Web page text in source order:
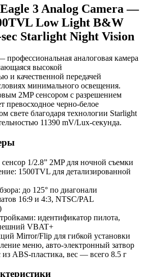
3 Analog Camera —
Low Light B&W
Starlight Night Vision
аналоговая камера
высокой
и качественной передачей
минимального освещения.
2MP сенсором с разрешением
превосходное черно-белое
свете благодаря технологии Starlight
11390 mV/Lux-секунда.
1/2.8” 2MP для ночной съемки
1500TVL для детализированной
до 125° по диагонали
16:9 и 4:3, NTSC/PAL
идентификатор пилота,
VBAT+
Mirror/Flip для гибкой установки
меню, авто-электронный затвор
ABS-пластика, вес — всего 8.5 г